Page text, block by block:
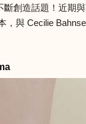
創造話題！近期
與 Cecilie